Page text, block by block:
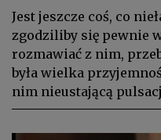
Jest jeszcze coś, co
zgodziliby się pewnie
rozmawiać z nim,
była wielka
nim nieustającą